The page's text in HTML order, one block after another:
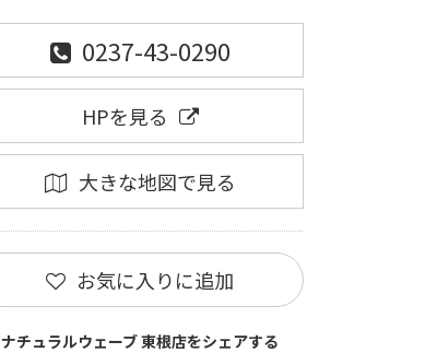
0237-43-0290
HPを見る
大きな地図で見る
お気に入りに追加
ナチュラルウェーブ 東根店をシェアする